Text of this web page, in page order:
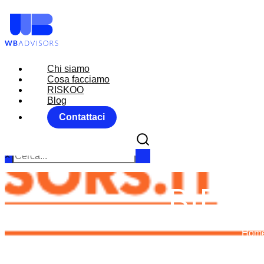
Chi siamo
Cosa facciamo
RISKOO
Blog
Contattaci
Chi siamo
Cosa facciamo
RISKOO
Blog
Contattaci
×